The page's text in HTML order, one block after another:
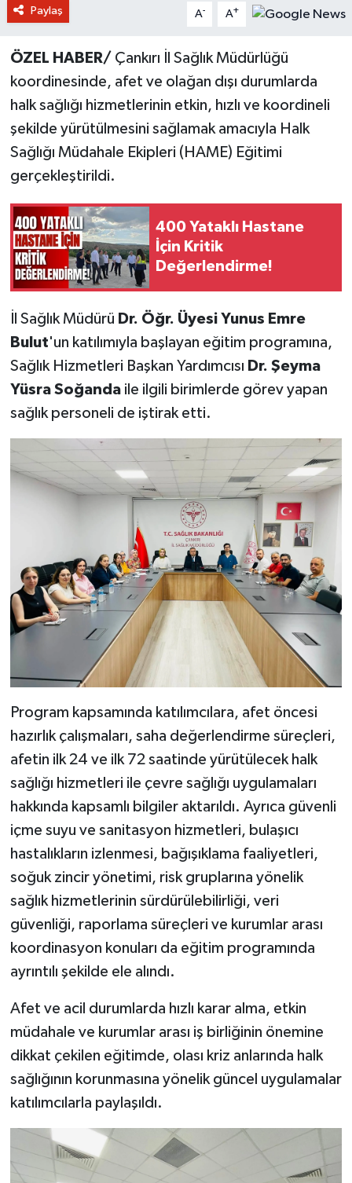
Paylaş A- A+
ÖZEL HABER/ Çankırı İl Sağlık Müdürlüğü
koordinesinde, afet ve olağan dışı durumlarda
halk sağlığı hizmetlerinin etkin, hızlı ve koordineli
şekilde yürütülmesini sağlamak amacıyla Halk
Sağlığı Müdahale Ekipleri (HAME) Eğitimi
gerçekleştirildi.
400 Yataklı Hastane
İçin Kritik
Değerlendirme!
İl Sağlık Müdürü Dr. Öğr. Üyesi Yunus Emre
Bulut'un katılımıyla başlayan eğitim programına,
Sağlık Hizmetleri Başkan Yardımcısı Dr. Şeyma
Yüsra Soğandaile ilgili birimlerde görev yapan
sağlık personeli de iştirak etti.
Program kapsamında katılımcılara, afet öncesi
hazırlık çalışmaları, saha değerlendirme süreçleri,
afetin ilk 24 ve ilk 72 saatinde yürütülecek halk
sağlığı hizmetleri ile çevre sağlığı uygulamaları
hakkında kapsamlı bilgiler aktarıldı. Ayrıca güvenli
içme suyu ve sanitasyon hizmetleri, bulaşıcı
hastalıkların izlenmesi, bağışıklama faaliyetleri,
soğuk zincir yönetimi, risk gruplarına yönelik
sağlık hizmetlerinin sürdürülebilirliği, veri
güvenliği, raporlama süreçleri ve kurumlar arası
koordinasyon konuları da eğitim programında
ayrıntılı şekilde ele alındı.
Afet ve acil durumlarda hızlı karar alma, etkin
müdahale ve kurumlar arası iş birliğinin önemine
dikkat çekilen eğitimde, olası kriz anlarında halk
sağlığının korunmasına yönelik güncel uygulamalar
katılımcılarla paylaşıldı.